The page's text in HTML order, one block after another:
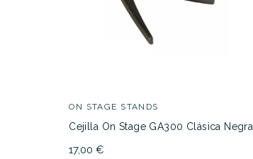
ON STAGE STANDS
Cejilla On Stage GA300 Clásica Negra.
17,00 €